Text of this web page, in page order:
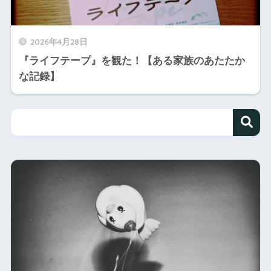
2026年4月28日
『ライフテープ』を観た！【ある家族のあたたか
な記録】